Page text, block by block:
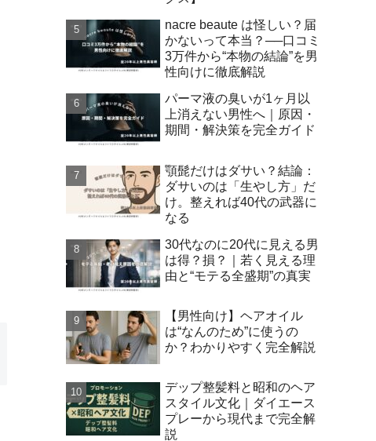
nacre beaute は怪しい？届
かないって本当？──口コミ
3万件から“本物の結論”を男
性向けに徹底解説
パーマ液の臭いが1ヶ月以
上消えない男性へ｜原因・
期間・解決策を完全ガイド
顎髭だけはダサい？結論：
ダサいのは「生やし方」だ
け。整えれば40代の武器に
なる
30代なのに20代に見える男
は得？損？｜若く見える理
由と“モテる全盛期”の真実
【男性向け】ヘアオイル
は“なんのため”に使うの
か？わかりやすく完全解説
デップ整髪料と昭和のヘア
スタイル文化｜ダイエース
プレーから現代まで完全解
説